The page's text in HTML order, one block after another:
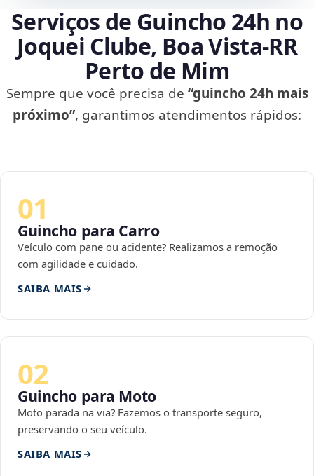
Serviços de Guincho 24h no
Joquei Clube, Boa Vista‑RR
Perto de Mim
Sempre que você precisa de “guincho 24h mais
próximo”, garantimos atendimentos rápidos:
01
Guincho para Carro
Veículo com pane ou acidente? Realizamos a remoção
com agilidade e cuidado.
SAIBA MAIS
02
Guincho para Moto
Moto parada na via? Fazemos o transporte seguro,
preservando o seu veículo.
SAIBA MAIS